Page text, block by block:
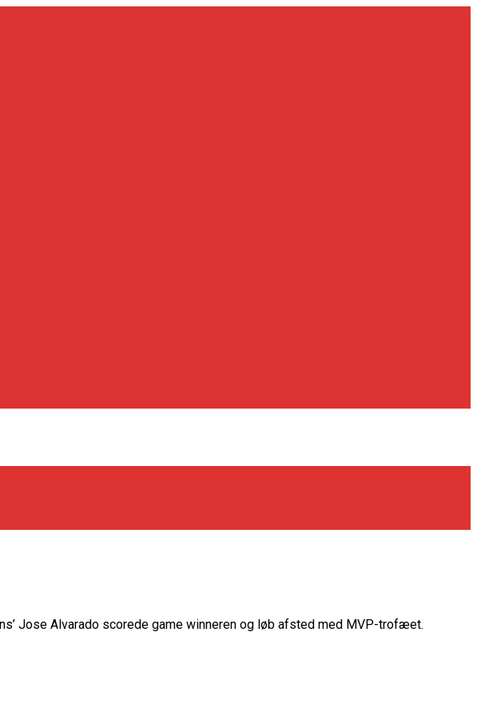
Jose Alvarado scorede game winneren og løb afsted med MVP-trofæet.